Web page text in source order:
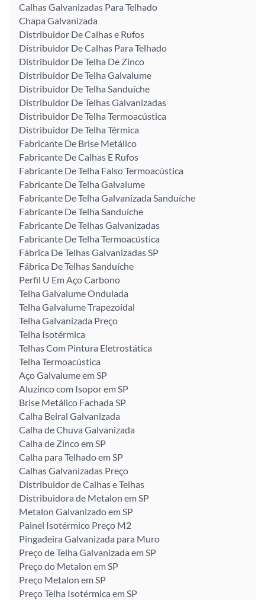
Calhas Galvanizadas Para Telhado
Chapa Galvanizada
Distribuidor De Calhas e Rufos
Distribuidor De Calhas Para Telhado
Distribuidor De Telha De Zinco
Distribuidor De Telha Galvalume
Distribuidor De Telha Sanduíche
Distribuidor De Telhas Galvanizadas
Distribuidor De Telha Termoacústica
Distribuidor De Telha Térmica
Fabricante De Brise Metálico
Fabricante De Calhas E Rufos
Fabricante De Telha Falso Termoacústica
Fabricante De Telha Galvalume
Fabricante De Telha Galvanizada Sanduíche
Fabricante De Telha Sanduíche
Fabricante De Telhas Galvanizadas
Fabricante De Telha Termoacústica
Fábrica De Telhas Galvanizadas SP
Fábrica De Telhas Sanduíche
Perfil U Em Aço Carbono
Telha Galvalume Ondulada
Telha Galvalume Trapezoidal
Telha Galvanizada Preço
Telha Isotérmica
Telhas Com Pintura Eletrostática
Telha Termoacústica
Aço Galvalume em SP
Aluzinco com Isopor em SP
Brise Metálico Fachada SP
Calha Beiral Galvanizada
Calha de Chuva Galvanizada
Calha de Zinco em SP
Calha para Telhado em SP
Calhas Galvanizadas Preço
Distribuidor de Calhas e Telhas
Distribuidora de Metalon em SP
Metalon Galvanizado em SP
Painel Isotérmico Preço M2
Pingadeira Galvanizada para Muro
Preço de Telha Galvanizada em SP
Preço do Metalon em SP
Preço Metalon em SP
Preço Telha Isotérmica em SP